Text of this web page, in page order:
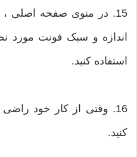
15. در منوی صفحه اصلی ،
اندازه و سبک فونت مورد
استفاده کنید.
16. وقتی از کار خود
کنید.